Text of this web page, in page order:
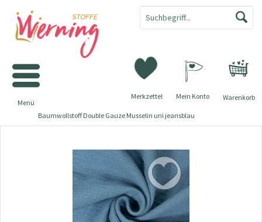
Warenkorb
Merkzettel Mein Konto
Menü
Baumwollstoff Double Gauze Musselin uni jeansblau